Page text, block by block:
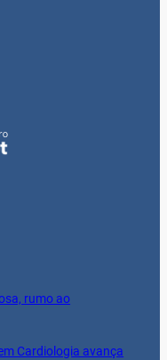
rumo ao
Cardiologia avança